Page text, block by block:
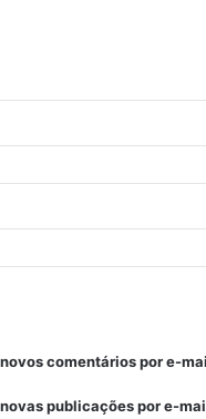
comentários por e-
publicações por e-